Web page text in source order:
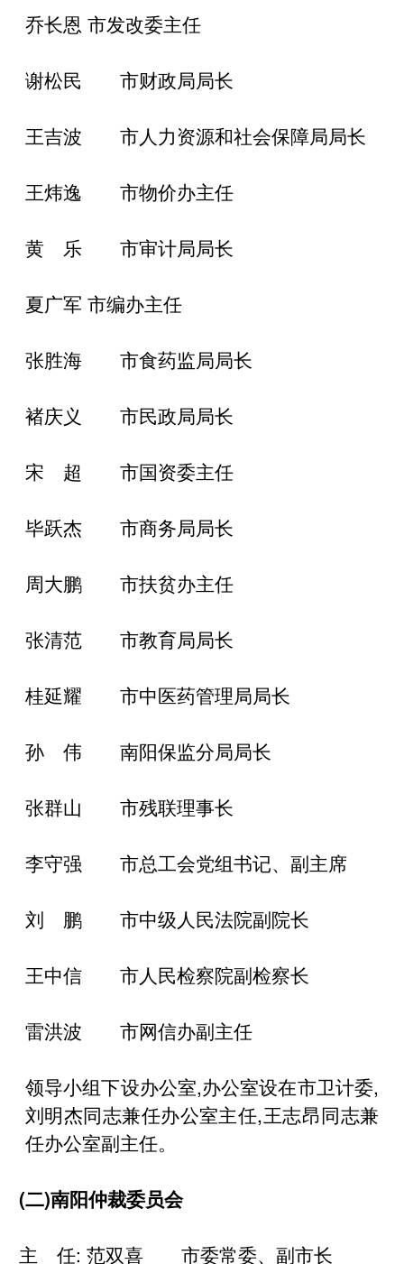
乔长恩 市发改委主任
谢松民 市财政局局长
王吉波 市人力资源和社会保障局局长
王炜逸 市物价办主任
黄 乐 市审计局局长
夏广军 市编办主任
张胜海 市食药监局局长
褚庆义 市民政局局长
宋 超 市国资委主任
毕跃杰 市商务局局长
周大鹏 市扶贫办主任
张清范 市教育局局长
桂延耀 市中医药管理局局长
孙 伟 南阳保监分局局长
张群山 市残联理事长
李守强 市总工会党组书记、副主席
刘 鹏 市中级人民法院副院长
王中信 市人民检察院副检察长
雷洪波 市网信办副主任
领导小组下设办公室,办公室设在市卫计委,
刘明杰同志兼任办公室主任,王志昂同志兼
任办公室副主任。
(二)南阳仲裁委员会
主 任: 范双喜 市委常委、副市长